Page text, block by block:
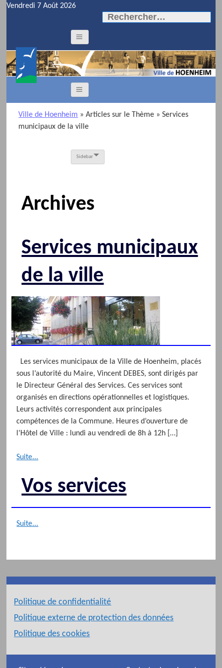
Vendredi 7 Août 2026
Rechercher :
Ville de Hoenheim » Articles sur le Thème » Services
municipaux de la ville
Sidebar
Archives
Services municipaux
de la ville
Les services municipaux de la Ville de Hoenheim, placés
sous l’autorité du Maire, Vincent DEBES, sont dirigés par
le Directeur Général des Services. Ces services sont
organisés en directions opérationnelles et logistiques.
Leurs activités correspondent aux principales
compétences de la Commune. Heures d’ouverture de
l’Hôtel de Ville : lundi au vendredi de 8h à 12h […]
Suite...
Vos services
Suite...
Politique de confidentialité
Politique externe de protection des données
Politique des cookies